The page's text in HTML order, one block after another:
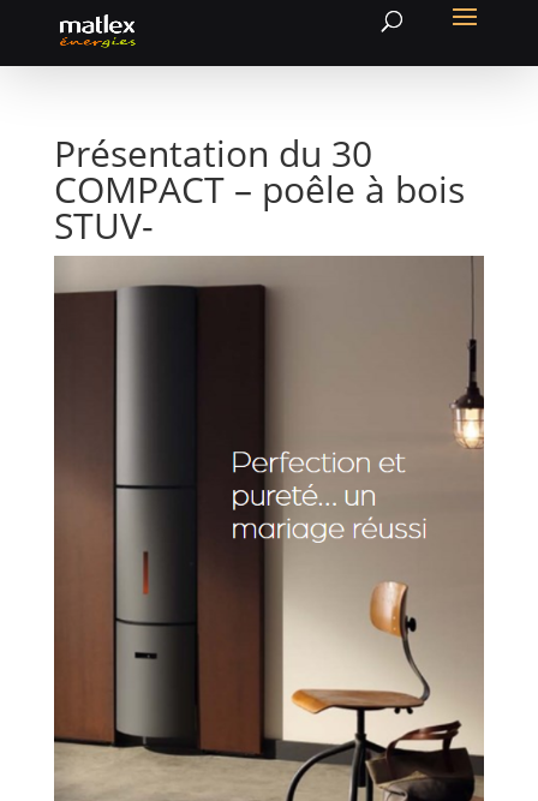
Présentation du 30
COMPACT – poêle à bois
STUV-